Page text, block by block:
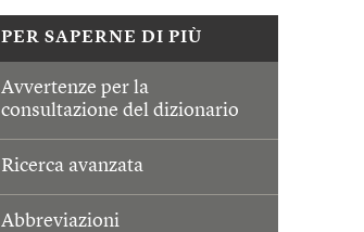
PER SAPERNE DI PIÙ
Avvertenze per la
consultazione del dizionario
Ricerca avanzata
Abbreviazioni